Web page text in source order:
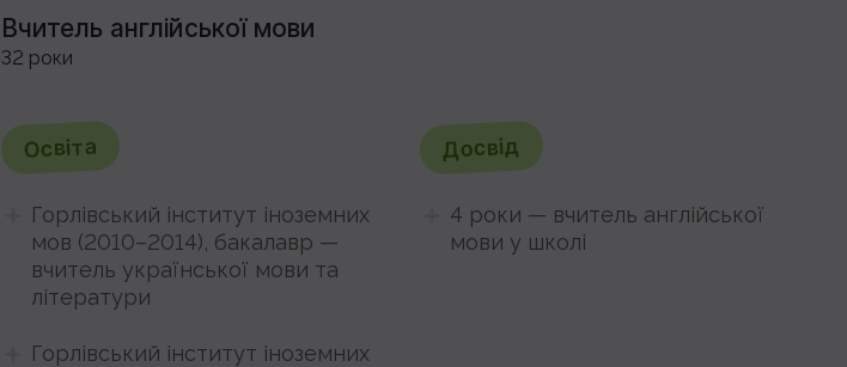
Вчитель англійської мови
32 роки
Освіта
Горлівський інститут іноземних
мов (2010–2014), бакалавр —
вчитель української мови та
літератури
Горлівський інститут іноземних
Досвід
4 роки — вчитель англійської
мови у школі